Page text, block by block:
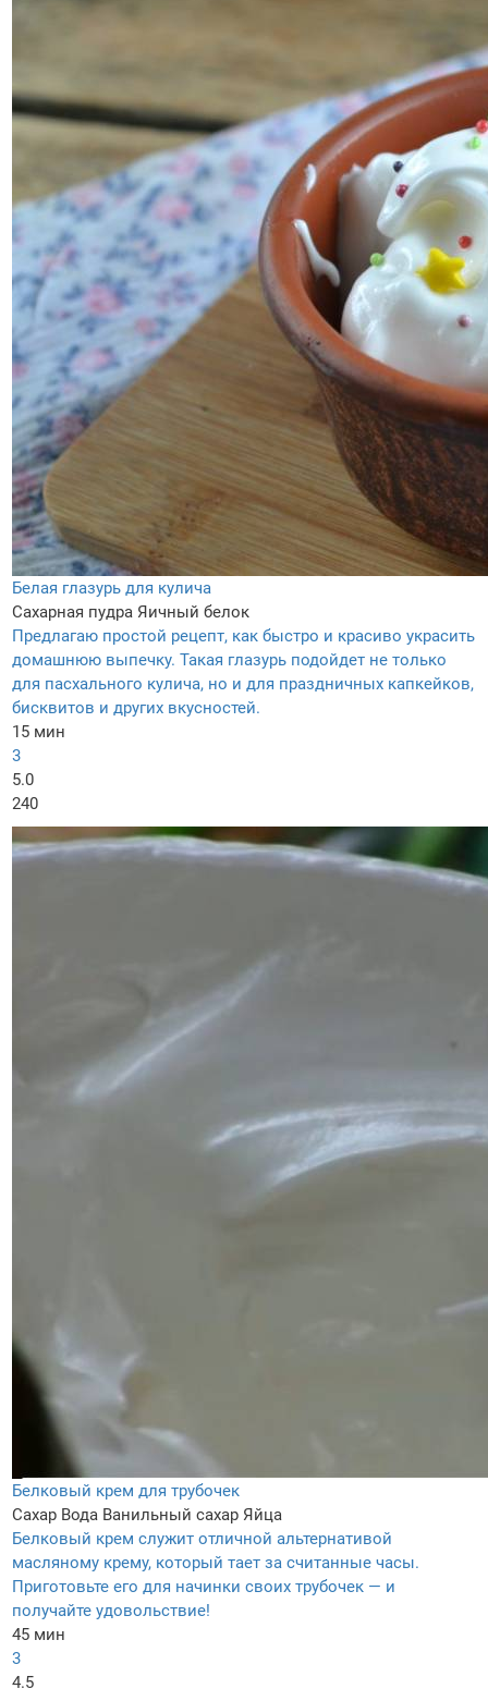
Белая глазурь для кулича
Сахарная пудра Яичный белок
Предлагаю простой рецепт, как быстро и красиво украсить
домашнюю выпечку. Такая глазурь подойдет не только
для пасхального кулича, но и для праздничных капкейков,
бисквитов и других вкусностей.
15 мин
3
5.0
240
Белковый крем для трубочек
Сахар Вода Ванильный сахар Яйца
Белковый крем служит отличной альтернативой
масляному крему, который тает за считанные часы.
Приготовьте его для начинки своих трубочек — и
получайте удовольствие!
45 мин
3
4.5